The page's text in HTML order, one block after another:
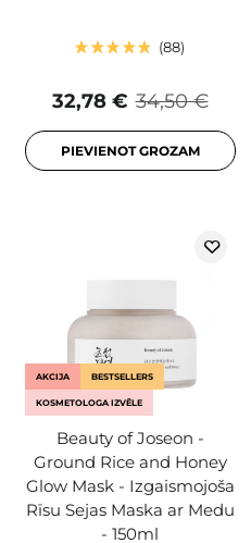
88
34,50 €
32,78 €
PIEVIENOT GROZAM
AKCIJA BESTSELLERS
KOSMETOLOGA IZVĒLE
Beauty of Joseon -
Ground Rice and Honey
Glow Mask - Izgaismojoša
Rīsu Sejas Maska ar Medu
- 150ml